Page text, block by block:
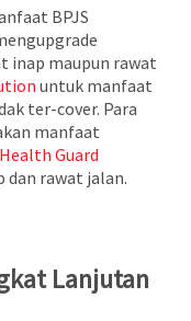
BPJS
inap maupun rawat
untuk manfaat
ter-cover. Para
manfaat
Guard
dan rawat jalan.
Lanjutan